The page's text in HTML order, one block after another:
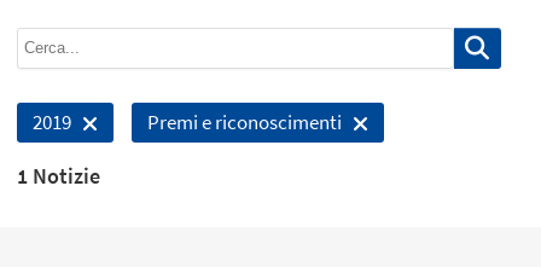
2019 Premi e riconoscimenti
1 Notizie